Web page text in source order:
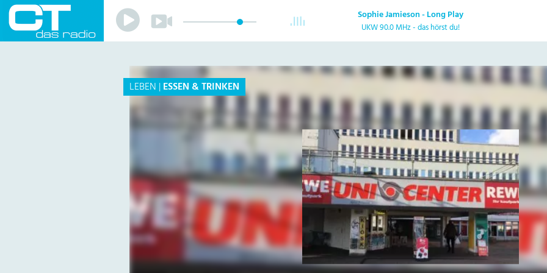
Play
Play Sophie Jamieson - Long Play
UKW 90.0 MHz - das hörst du!
LEBEN |ESSEN & TRINKEN